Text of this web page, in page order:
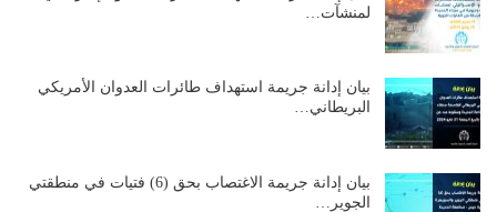
لمنشآت…
بيان إدانة جريمة استهداف طائرات العدوان الأمريكي
البريطاني…
بيان إدانة جريمة الاغتصاب بحق (6) فتيات في منطقتي
الجوير…